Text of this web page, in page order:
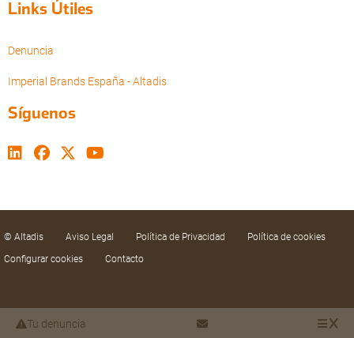
Tu denuncia
Links Útiles
Denuncia
Imperial Brands España - Altadis
Síguenos
© Altadis Aviso Legal Política de Privacidad
Política de cookies
Configurar cookies
Contacto